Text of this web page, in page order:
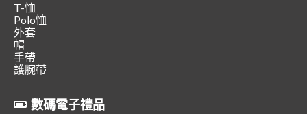
T-恤
Polo恤
外套
帽
手帶
護腕帶
數碼電子禮品